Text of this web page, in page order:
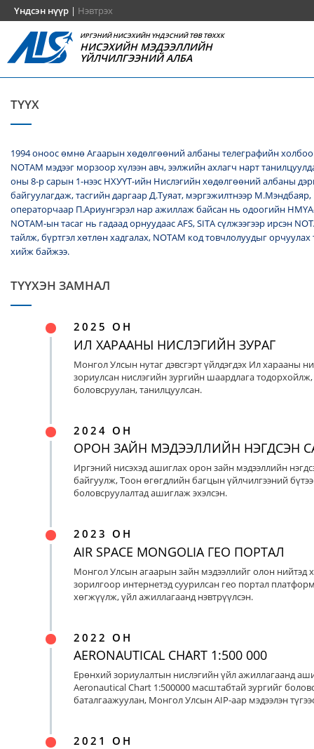
Үндсэн нүүр | Нэвтрэх
ИРГЭНИЙ НИСЭХИЙН ҮНДЭСНИЙ ТӨВ ТӨХХК
НИСЭХИЙН МЭДЭЭЛЛИЙН
ҮЙЛЧИЛГЭЭНИЙ АЛБА
ТҮҮХ
1994 оноос өмнө Агаарын хөдөлгөөний албаны телеграфийн
NОТАМ мэдээг морзоор хүлээн авч, ээлжийн ахлагч нарт
оны 8-р сарын 1-нээс НХУҮТ-ийн Нислэгийн хөдөлгөөний албаны
байгуулагдаж, тасгийн даргаар Д.Туяат, мэргэжилтнээр
операторчаар П.Ариунгэрэл нар ажиллаж байсан нь одоогийн
NOTAM-ын тасаг нь гадаад орнуудаас AFS, SITA сүлжээгээр ирсэн
тайлж, бүртгэл хөтлөн хадгалах, NОТАМ код товчлолуудыг
хийж байжээ.
ТҮҮХЭН ЗАМНАЛ
2025 ОН
ИЛ ХАРААНЫ НИСЛЭГИЙН ЗУРАГ
Монгол Улсын нутаг дэвсгэрт үйлдэгдэх Ил харааны
зориулсан нислэгийн зургийн шаардлага тодорхойлж,
боловсруулан, танилцуулсан.
2024 ОН
ОРОН ЗАЙН МЭДЭЭЛЛИЙН НЭГДСЭН
Иргэний нисэхэд ашиглах орон зайн мэдээллийн
байгуулж, Тоон өгөгдлийн багцын үйлчилгээний
боловсруулалтад ашиглаж эхэлсэн.
2023 ОН
AIR SPACE MONGOLIA ГЕО ПОРТАЛ
Монгол Улсын агаарын зайн мэдээллийг олон нийтэд
зорилгоор интернетэд суурилсан гео портал
хөгжүүлж, үйл ажиллагаанд нэвтрүүлсэн.
2022 ОН
AERONAUTICAL CHART 1:500 000
Ерөнхий зориулалтын нислэгийн үйл ажиллагаанд
Aeronautical Chart 1:500000 масштабтай зургийг
баталгаажуулан, Монгол Улсын AIP-аар мэдээлэн
2021 ОН